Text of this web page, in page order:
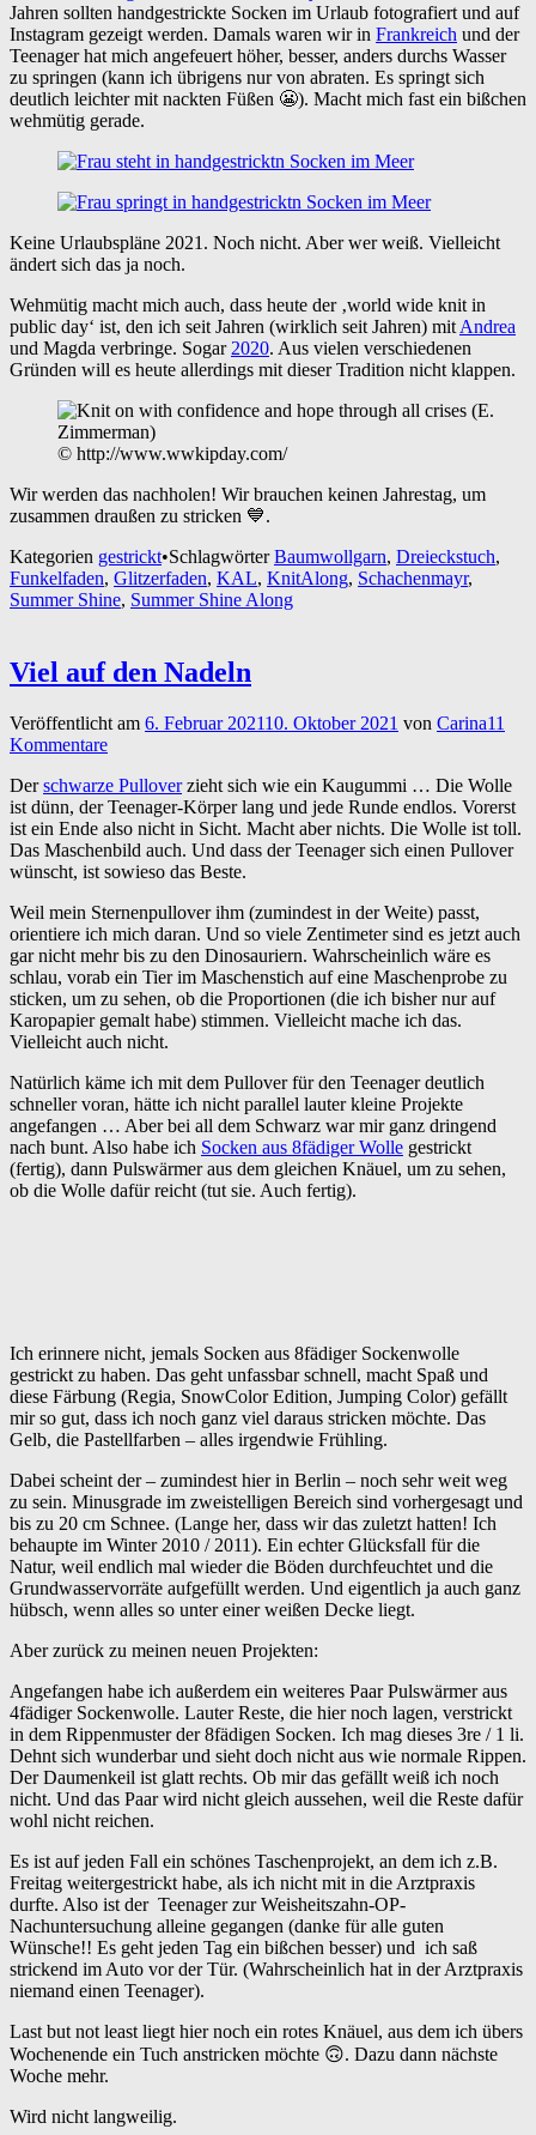
Jahren sollten handgestrickte Socken im Urlaub fotografiert und auf
Instagram gezeigt werden. Damals waren wir in Frankreich und der
Teenager hat mich angefeuert höher, besser, anders durchs Wasser
zu springen (kann ich übrigens nur von abraten. Es springt sich
deutlich leichter mit nackten Füßen 😬). Macht mich fast ein bißchen
wehmütig gerade.
Keine Urlaubspläne 2021. Noch nicht. Aber wer weiß. Vielleicht
ändert sich das ja noch.
Wehmütig macht mich auch, dass heute der ‚world wide knit in
public day‘ ist, den ich seit Jahren (wirklich seit Jahren) mit Andrea
und Magda verbringe. Sogar 2020. Aus vielen verschiedenen
Gründen will es heute allerdings mit dieser Tradition nicht klappen.
© http://www.wwkipday.com/
Wir werden das nachholen! Wir brauchen keinen Jahrestag, um
zusammen draußen zu stricken 💙.
Kategorien gestrickt•SchlagwörterBaumwollgarn, Dreieckstuch,
Funkelfaden, Glitzerfaden, KAL, KnitAlong, Schachenmayr,
Summer Shine, Summer Shine Along
Viel auf den Nadeln
Veröffentlicht am 6. Februar 202110. Oktober 2021 von Carina11
Kommentare
Derschwarze Pulloverzieht sich wie ein Kaugummi … Die Wolle
ist dünn, der Teenager-Körper lang und jede Runde endlos. Vorerst
ist ein Ende also nicht in Sicht. Macht aber nichts. Die Wolle ist toll.
Das Maschenbild auch. Und dass der Teenager sich einen Pullover
wünscht, ist sowieso das Beste.
Weil mein Sternenpullover ihm (zumindest in der Weite) passt,
orientiere ich mich daran. Und so viele Zentimeter sind es jetzt auch
gar nicht mehr bis zu den Dinosauriern. Wahrscheinlich wäre es
schlau, vorab ein Tier im Maschenstich auf eine Maschenprobe zu
sticken, um zu sehen, ob die Proportionen (die ich bisher nur auf
Karopapier gemalt habe) stimmen. Vielleicht mache ich das.
Vielleicht auch nicht.
Natürlich käme ich mit dem Pullover für den Teenager deutlich
schneller voran, hätte ich nicht parallel lauter kleine Projekte
angefangen … Aber bei all dem Schwarz war mir ganz dringend
nach bunt. Also habe ich Socken aus 8fädiger Wolle gestrickt
(fertig), dann Pulswärmer aus dem gleichen Knäuel, um zu sehen,
ob die Wolle dafür reicht (tut sie. Auch fertig).
Ich erinnere nicht, jemals Socken aus 8fädiger Sockenwolle
gestrickt zu haben. Das geht unfassbar schnell, macht Spaß und
diese Färbung (Regia, SnowColor Edition, Jumping Color) gefällt
mir so gut, dass ich noch ganz viel daraus stricken möchte. Das
Gelb, die Pastellfarben – alles irgendwie Frühling.
Dabei scheint der – zumindest hier in Berlin – noch sehr weit weg
zu sein. Minusgrade im zweistelligen Bereich sind vorhergesagt und
bis zu 20 cm Schnee. (Lange her, dass wir das zuletzt hatten! Ich
behaupte im Winter 2010 / 2011). Ein echter Glücksfall für die
Natur, weil endlich mal wieder die Böden durchfeuchtet und die
Grundwasservorräte aufgefüllt werden. Und eigentlich ja auch ganz
hübsch, wenn alles so unter einer weißen Decke liegt.
Aber zurück zu meinen neuen Projekten:
Angefangen habe ich außerdem ein weiteres Paar Pulswärmer aus
4fädiger Sockenwolle. Lauter Reste, die hier noch lagen, verstrickt
in dem Rippenmuster der 8fädigen Socken. Ich mag dieses 3re / 1 li.
Dehnt sich wunderbar und sieht doch nicht aus wie normale Rippen.
Der Daumenkeil ist glatt rechts. Ob mir das gefällt weiß ich noch
nicht. Und das Paar wird nicht gleich aussehen, weil die Reste dafür
wohl nicht reichen.
Es ist auf jeden Fall ein schönes Taschenprojekt, an dem ich z.B.
Freitag weitergestrickt habe, als ich nicht mit in die Arztpraxis
durfte. Also ist der Teenager zur Weisheitszahn-OP-
Nachuntersuchung alleine gegangen (danke für alle guten
Wünsche!! Es geht jeden Tag ein bißchen besser) und ich saß
strickend im Auto vor der Tür. (Wahrscheinlich hat in der Arztpraxis
niemand einen Teenager).
Last but not least liegt hier noch ein rotes Knäuel, aus dem ich übers
Wochenende ein Tuch anstricken möchte 🙃. Dazu dann nächste
Woche mehr.
Wird nicht langweilig.